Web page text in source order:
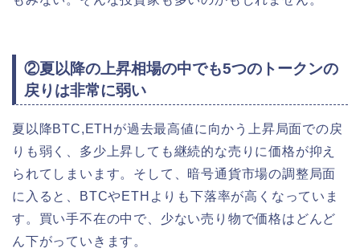
②夏以降の上昇相場の中でも5つのトークンの
戻りは非常に弱い
夏以降BTC,ETHが過去最高値に向かう上昇局面での戻
りも弱く、多少上昇しても継続的な売りに価格が抑え
られてしまいます。そして、暗号通貨市場の調整局面
に入ると、BTCやETHよりも下落率が高くなっていま
す。買い手不在の中で、少ない売り物で価格はどんど
ん下がっていきます。